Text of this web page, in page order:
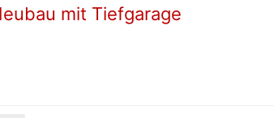
mit Tiefgarage